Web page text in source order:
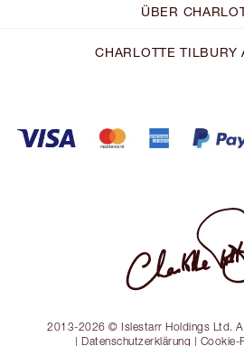
ÜBER
CHARLOTTE TILBURY
2013-2026 © Islestarr Holdings Ltd.
| Datenschutzerklärung | Cookie-